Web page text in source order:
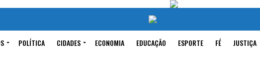
POLÍTICA CIDADES ECONOMIA EDUCAÇÃO ESPORTE FÉ JUSTIÇA